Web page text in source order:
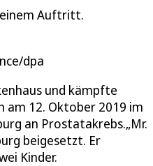
Auftritt.
dpa
und kämpfte
am 12. Oktober 2019 im
an Prostatakrebs.„Mr.
beigesetzt. Er
Kinder.